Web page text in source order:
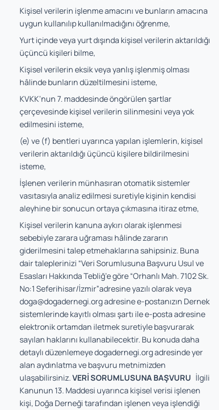
Kişisel verilerin işlenme amacını ve bunların amacına
uygun kullanılıp kullanılmadığını öğrenme,
Yurt içinde veya yurt dışında kişisel verilerin aktarıldığı
üçüncü kişileri bilme,
Kişisel verilerin eksik veya yanlış işlenmiş olması
hâlinde bunların düzeltilmesini isteme,
KVKK’nun 7. maddesinde öngörülen şartlar
çerçevesinde kişisel verilerin silinmesini veya yok
edilmesini isteme,
(e) ve (f) bentleri uyarınca yapılan işlemlerin, kişisel
verilerin aktarıldığı üçüncü kişilere bildirilmesini
isteme,
İşlenen verilerin münhasıran otomatik sistemler
vasıtasıyla analiz edilmesi suretiyle kişinin kendisi
aleyhine bir sonucun ortaya çıkmasına itiraz etme,
Kişisel verilerin kanuna aykırı olarak işlenmesi
sebebiyle zarara uğraması hâlinde zararın
giderilmesini talep etmehaklarına sahipsiniz. Buna
dair taleplerinizi “Veri Sorumlusuna Başvuru Usul ve
Esasları Hakkında Tebliğ’e göre “Orhanlı Mah. 7102 Sk.
No:1 Seferihisar/İzmir”adresine yazılı olarak veya
doga@dogadernegi.orgadresine e-postanızın Dernek
sistemlerinde kayıtlı olması şartı ile e-posta adresine
elektronik ortamdan iletmek suretiyle başvurarak
sayılan haklarını kullanabilecektir. Bu konuda daha
detaylı düzenlemeye dogadernegi.org adresinde yer
alan aydınlatma ve başvuru metnimizden
ulaşabilirsiniz.VERİ SORUMLUSUNA BAŞVURU İlgili
Kanunun 13. Maddesi uyarınca kişisel verisi işlenen
kişi, Doğa Derneği tarafından işlenen veya işlendiği